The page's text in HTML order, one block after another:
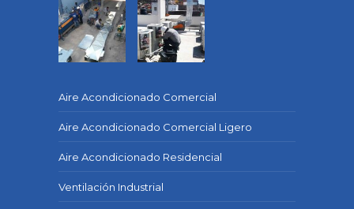
Aire Acondicionado Comercial
Aire Acondicionado Comercial Ligero
Aire Acondicionado Residencial
Ventilación Industrial